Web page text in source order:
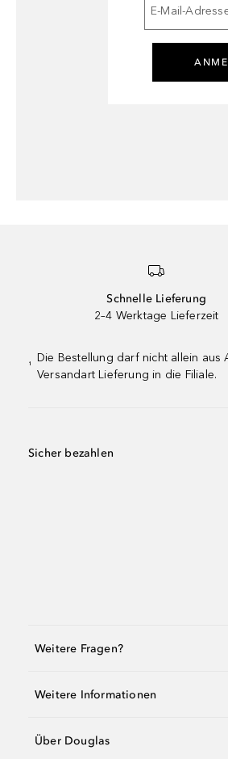
E-Mail-
Schnelle Lieferung
2–4 Werktage Lieferzeit
¹
Die Bestellung darf nicht allein aus
Versandart Lieferung in die Filiale.
Sicher bezahlen
Weitere Fragen?
Weitere Informationen
Über Douglas